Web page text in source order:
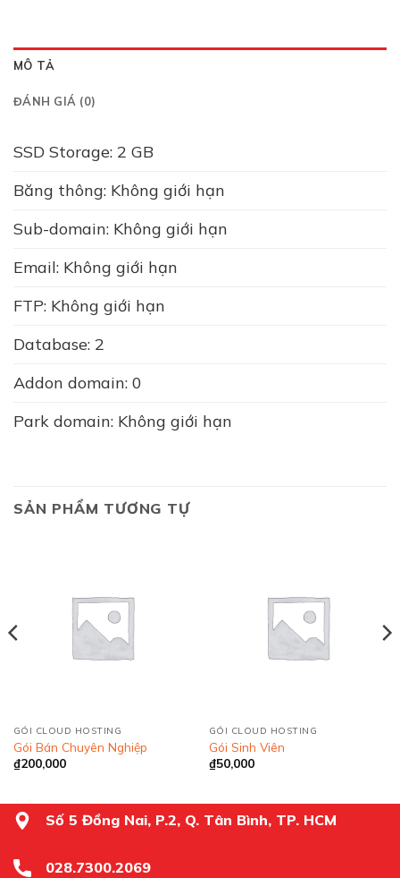
MÔ TẢ
ĐÁNH GIÁ (0)
SSD Storage: 2 GB
Băng thông: Không giới hạn
Sub-domain: Không giới hạn
Email: Không giới hạn
FTP: Không giới hạn
Database: 2
Addon domain: 0
Park domain: Không giới hạn
SẢN PHẨM TƯƠNG TỰ
GÓI CLOUD HOSTING
Gói Bán Chuyên Nghiệp
₫200,000
GÓI CLOUD HOSTING
Gói Sinh Viên
₫50,000
Số 5 Đồng Nai, P.2, Q. Tân Bình, TP. HCM
028.7300.2069